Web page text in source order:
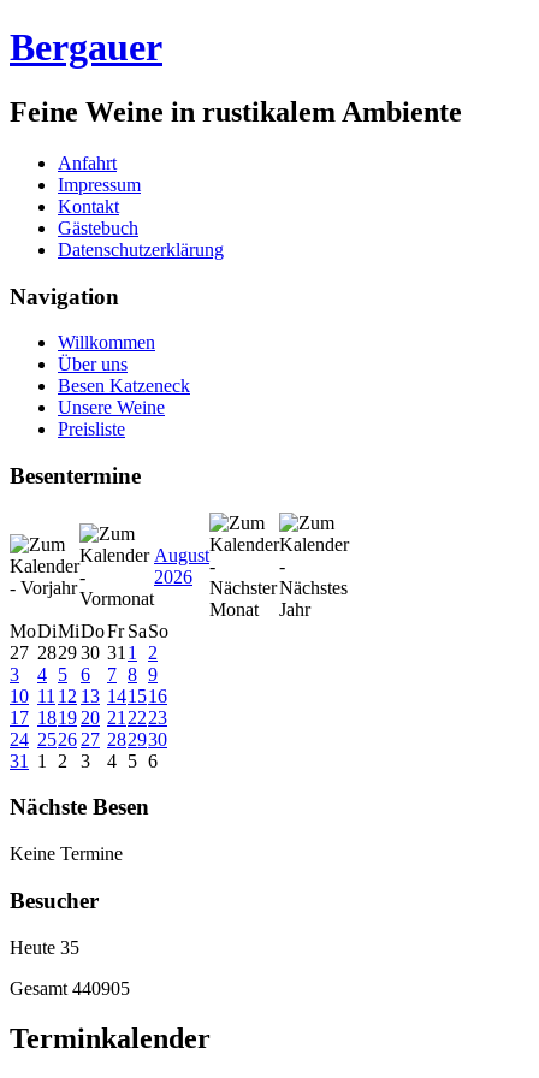
Bergauer
Feine Weine in rustikalem Ambiente
Anfahrt
Impressum
Kontakt
Gästebuch
Datenschutzerklärung
Navigation
Willkommen
Über uns
Besen Katzeneck
Unsere Weine
Preisliste
Besentermine
August
2026
MoDiMiDoFr SaSo
27 282930 31 1
2
3
4 5 6 7 8 9
10 11 12 13 141516
17 1819 20 21 2223
24 2526 27 282930
31
1 2 3 4 5 6
Nächste Besen
Keine Termine
Besucher
Heute 35
Gesamt 440905
Terminkalender